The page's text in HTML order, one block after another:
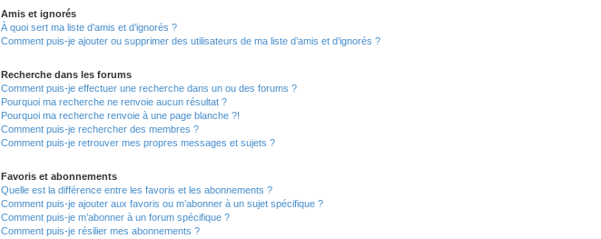
Amis et ignorés
À quoi sert ma liste d’amis et d’ignorés ?
Comment puis-je ajouter ou supprimer des utilisateurs de ma liste d’amis et d’ignorés ?
Recherche dans les forums
Comment puis-je effectuer une recherche dans un ou des forums ?
Pourquoi ma recherche ne renvoie aucun résultat ?
Pourquoi ma recherche renvoie à une page blanche ?!
Comment puis-je rechercher des membres ?
Comment puis-je retrouver mes propres messages et sujets ?
Favoris et abonnements
Quelle est la différence entre les favoris et les abonnements ?
Comment puis-je ajouter aux favoris ou m’abonner à un sujet spécifique ?
Comment puis-je m’abonner à un forum spécifique ?
Comment puis-je résilier mes abonnements ?